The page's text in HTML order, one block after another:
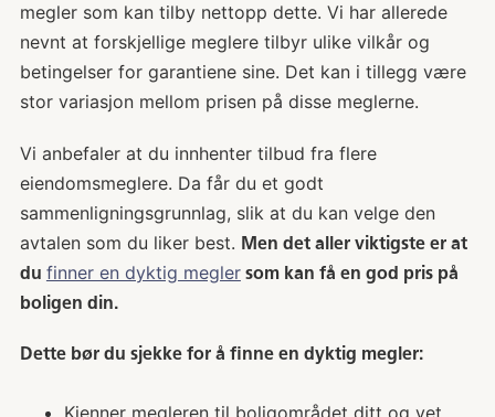
megler som kan tilby nettopp dette. Vi har allerede
nevnt at forskjellige meglere tilbyr ulike vilkår og
betingelser for garantiene sine. Det kan i tillegg være
stor variasjon mellom prisen på disse meglerne.
Vi anbefaler at du innhenter tilbud fra flere
eiendomsmeglere. Da får du et godt
sammenligningsgrunnlag, slik at du kan velge den
avtalen som du liker best. Men det aller viktigste er at
du finner en dyktig meglersom kan få en god pris på
boligen din.
Dette bør du sjekke for å finne en dyktig megler:
Kjenner megleren til boligområdet ditt og vet